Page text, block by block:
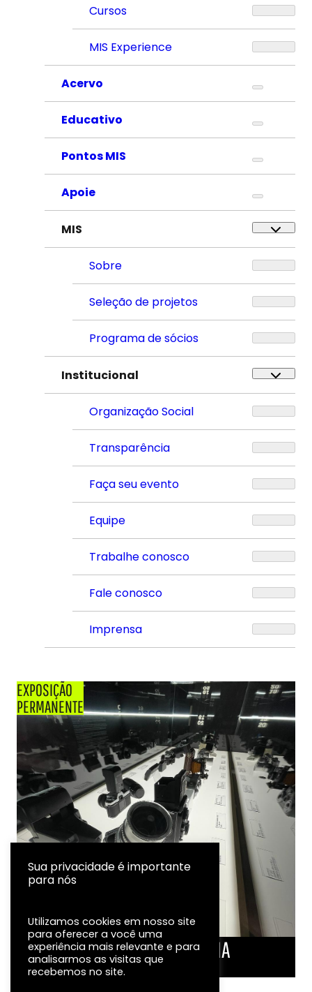
Cursos
MIS Experience
Acervo
Educativo
Pontos MIS
Apoie
MIS
Sobre
Seleção de projetos
Programa de sócios
Institucional
Organização Social
Transparência
Faça seu evento
Equipe
Trabalhe conosco
Fale conosco
Imprensa
EXPOSIÇÃO
PERMANENTE
LINHA DO TEMPO DA FOTOGRAFIA
EXPOSIÇÃO
Sua privacidade é importante
para nós
Utilizamos cookies em nosso site
para oferecer a você uma
experiência mais relevante e para
analisarmos as visitas que
recebemos no site.